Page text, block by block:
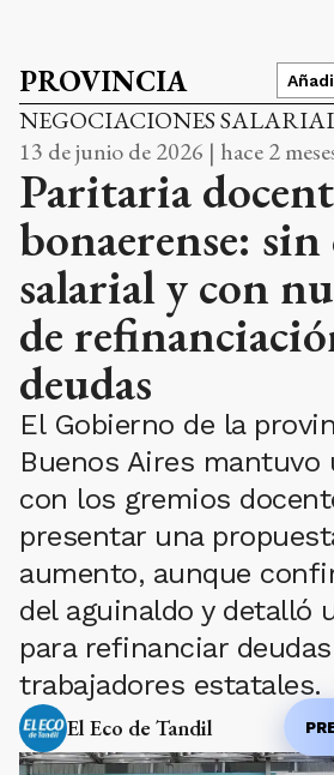
PROVINCIA
NEGOCIACIONES
13 de junio de 2026 | hace 2
Paritaria
bonaerense:
salarial y con
de
deudas
El Gobierno de la
Buenos Aires
con los gremios
presentar una
aumento, aunque
del aguinaldo y detalló
para refinanciar
trabajadores estatales.
El Eco de Tandil